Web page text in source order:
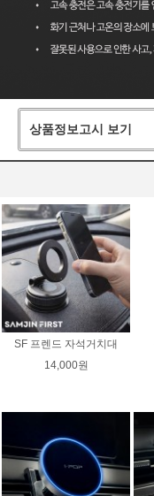
상품정보고시 보기
SF 프렌드 자석거치대
14,000원